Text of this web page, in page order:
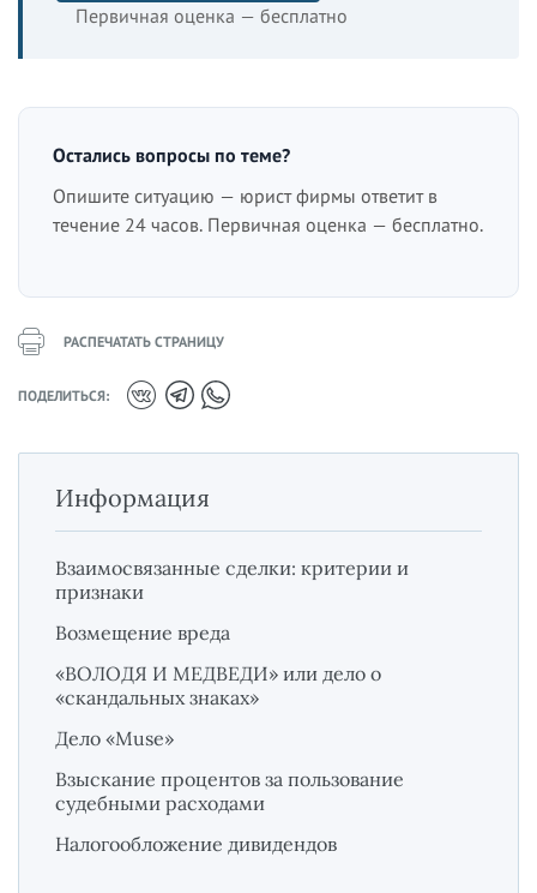
Первичная оценка — бесплатно
Остались вопросы по теме?
Опишите ситуацию — юрист фирмы ответит в
течение 24 часов. Первичная оценка — бесплатно.
РАСПЕЧАТАТЬ СТРАНИЦУ
ПОДЕЛИТЬСЯ:
Информация
Взаимосвязанные сделки: критерии и
признаки
Возмещение вреда
«ВОЛОДЯ И МЕДВЕДИ» или дело о
«скандальных знаках»
Дело «Muse»
Взыскание процентов за пользование
судебными расходами
Налогообложение дивидендов